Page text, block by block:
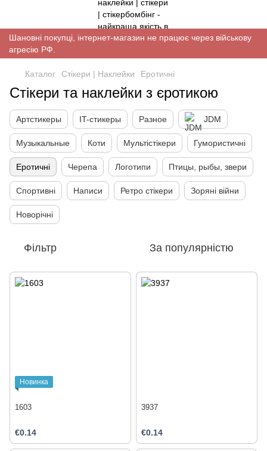
Шановні покупці, інтернет-магазин не працює через військову
агресію РФ.
Каталог Стікери | Наклейки Еротичні
Стікери та наклейки з єротикою
Артстикеры IT-стикеры Разное JDM
Музыкальные Коти Мультістікери Гумористичні
Еротичні Черепа Логотипи Птицы, рыбы, звери
Спортивні Написи Ретро стікери Зоряні війни
Новорічні
Фільтр За популярністю
Новинка
1603
€0.14
3937
€0.14